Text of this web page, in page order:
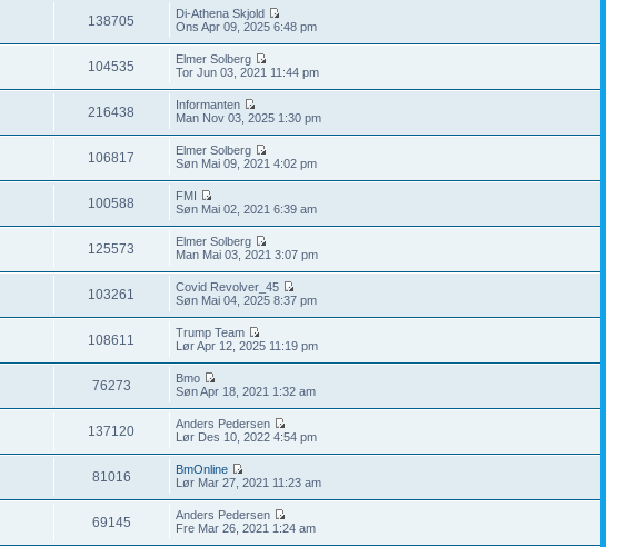
138705
Di-Athena Skjold
Ons Apr 09, 2025 6:48 pm
104535
Elmer Solberg
Tor Jun 03, 2021 11:44 pm
216438
Informanten
Man Nov 03, 2025 1:30 pm
106817
Elmer Solberg
Søn Mai 09, 2021 4:02 pm
100588
FMI
Søn Mai 02, 2021 6:39 am
125573
Elmer Solberg
Man Mai 03, 2021 3:07 pm
103261
Covid Revolver_45
Søn Mai 04, 2025 8:37 pm
108611
Trump Team
Lør Apr 12, 2025 11:19 pm
76273
Bmo
Søn Apr 18, 2021 1:32 am
137120
Anders Pedersen
Lør Des 10, 2022 4:54 pm
81016
BmOnline
Lør Mar 27, 2021 11:23 am
69145
Anders Pedersen
Fre Mar 26, 2021 1:24 am